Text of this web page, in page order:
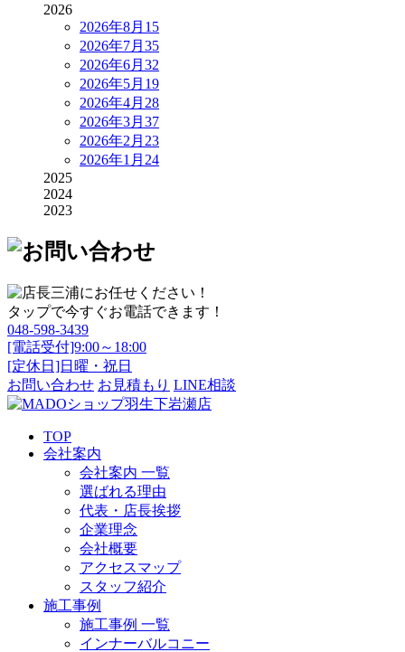
2026
2026年8月 15
2026年7月 35
2026年6月 32
2026年5月 19
2026年4月 28
2026年3月 37
2026年2月 23
2026年1月 24
2025
2024
2023
タップで今すぐお電話できます！
048-598-3439
[電話受付]9:00～18:00
[定休日]日曜・祝日
お問い合わせ お見積もり LINE相談
TOP
会社案内
会社案内 一覧
選ばれる理由
代表・店長挨拶
企業理念
会社概要
アクセスマップ
スタッフ紹介
施工事例
施工事例 一覧
インナーバルコニー